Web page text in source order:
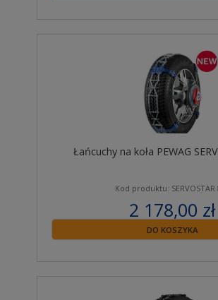
Łańcuchy na koła PEWAG
Kod produktu: SERVOSTAR
2 178,00 zł
zawiera 23% VAT
DO KOSZYKA